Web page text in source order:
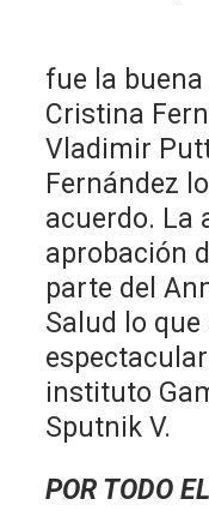
Que
fue la
Cristina
Vladimir
Fernández
acuerdo. La
aprobación
parte del
Salud lo
instituto
Sputnik V.
POR TODO